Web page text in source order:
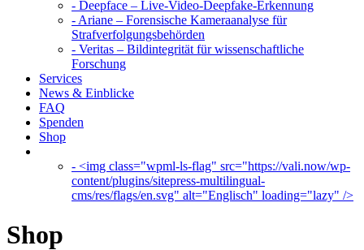
- Deepface – Live-Video-Deepfake-Erkennung
- Ariane – Forensische Kameraanalyse für
Strafverfolgungsbehörden
- Veritas – Bildintegrität für wissenschaftliche
Forschung
Services
News & Einblicke
FAQ
Spenden
Shop
- <img class="wpml-ls-flag" src="https://vali.now/wp-
content/plugins/sitepress-multilingual-
cms/res/flags/en.svg" alt="Englisch" loading="lazy" />
Shop